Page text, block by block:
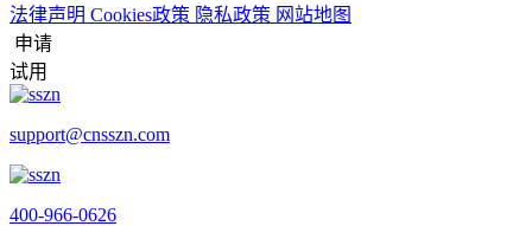
法律声明 Cookies政策 隐私政策 网站地图
申请
试用
support@cnsszn.com
400-966-0626